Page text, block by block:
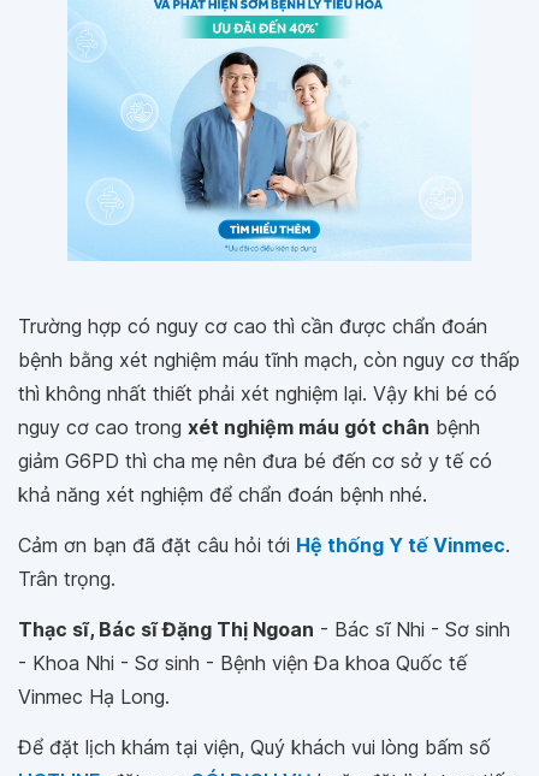
Trường hợp có nguy cơ cao thì cần được chẩn đoán
bệnh bằng xét nghiệm máu tĩnh mạch, còn nguy cơ thấp
thì không nhất thiết phải xét nghiệm lại. Vậy khi bé có
nguy cơ cao trong xét nghiệm máu gót chân bệnh
giảm G6PD thì cha mẹ nên đưa bé đến cơ sở y tế có
khả năng xét nghiệm để chẩn đoán bệnh nhé.
Cảm ơn bạn đã đặt câu hỏi tới Hệ thống Y tế Vinmec.
Trân trọng.
Thạc sĩ, Bác sĩ Đặng Thị Ngoan - Bác sĩ Nhi - Sơ sinh
- Khoa Nhi - Sơ sinh - Bệnh viện Đa khoa Quốc tế
Vinmec Hạ Long.
Để đặt lịch khám tại viện, Quý khách vui lòng bấm số